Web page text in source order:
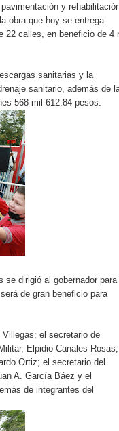
y
obra que hoy se entrega
22 calles, en beneficio de 4
sanitarias y la
sanitario, además de
568 mil 612.84 pesos.
se dirigió al gobernador para
de gran beneficio para
el secretario de
Elpidio Canales
Ortiz; el secretario del
A. García Báez y el
de integrantes del